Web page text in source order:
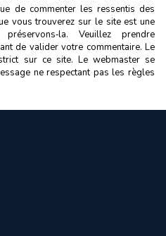
de commenter les ressentis des
vous trouverez sur le site est une
Veuillez prendre
de valider votre commentaire. Le
sur ce site. Le webmaster se
ne respectant pas les règles